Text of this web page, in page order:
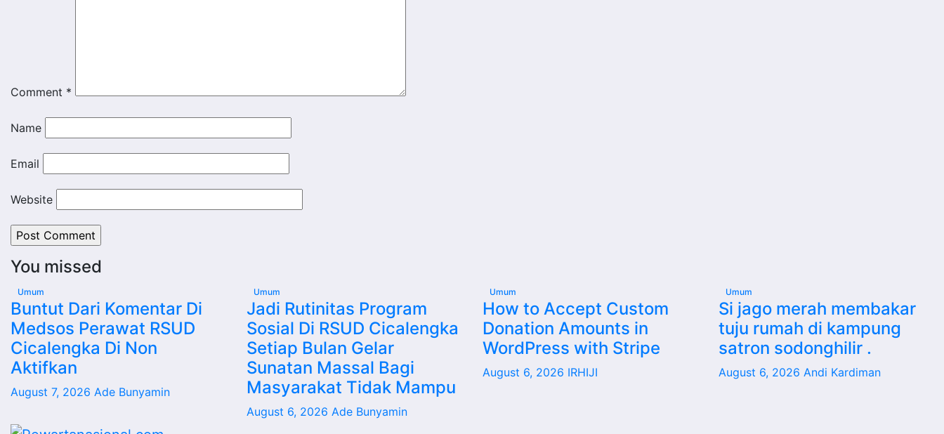
Comment *
Name
Email
Website
You missed
Umum
Buntut Dari Komentar Di
Medsos Perawat RSUD
Cicalengka Di Non
Aktifkan
August 7, 2026 Ade Bunyamin
Umum
Jadi Rutinitas Program
Sosial Di RSUD Cicalengka
Setiap Bulan Gelar
Sunatan Massal Bagi
Masyarakat Tidak Mampu
August 6, 2026 Ade Bunyamin
Umum
How to Accept Custom
Donation Amounts in
WordPress with Stripe
August 6, 2026 IRHIJI
Umum
Si jago merah membakar
tuju rumah di kampung
satron sodonghilir .
August 6, 2026 Andi Kardiman